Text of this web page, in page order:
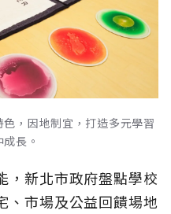
，因地制宜，打造多元學習
長。
，新北市政府盤點學校
、市場及公益回饋場地